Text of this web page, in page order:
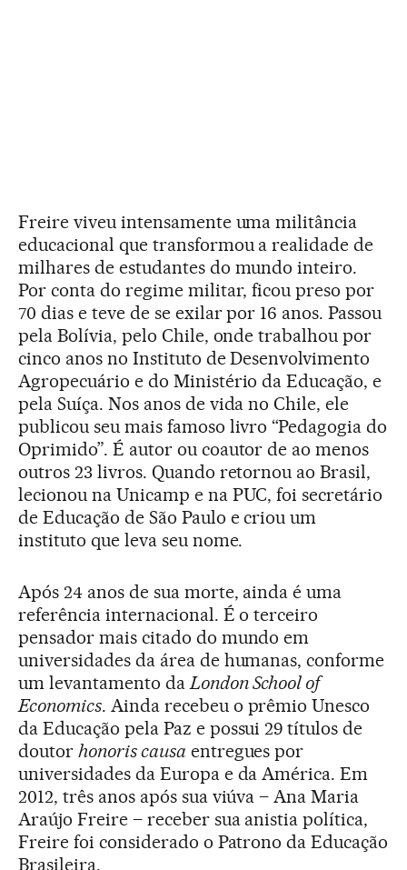
Freire viveu intensamente uma militância
educacional que transformou a realidade de
milhares de estudantes do mundo inteiro.
Por conta do regime militar, ficou preso por
70 dias e teve de se exilar por 16 anos. Passou
pela Bolívia, pelo Chile, onde trabalhou por
cinco anos no Instituto de Desenvolvimento
Agropecuário e do Ministério da Educação, e
pela Suíça. Nos anos de vida no Chile, ele
publicou seu mais famoso livro “Pedagogia do
Oprimido”. É autor ou coautor de ao menos
outros 23 livros. Quando retornou ao Brasil,
lecionou na Unicamp e na PUC, foi secretário
de Educação de São Paulo e criou um
instituto que leva seu nome.
Após 24 anos de sua morte, ainda é uma
referência internacional. É o terceiro
pensador mais citado do mundo em
universidades da área de humanas, conforme
um levantamento daLondon School of
Economics. Ainda recebeu o prêmio Unesco
da Educação pela Paz e possui 29 títulos de
doutor honoris causa entregues por
universidades da Europa e da América. Em
2012, três anos após sua viúva – Ana Maria
Araújo Freire – receber sua anistia política,
Freire foi considerado o Patrono da Educação
Brasileira.